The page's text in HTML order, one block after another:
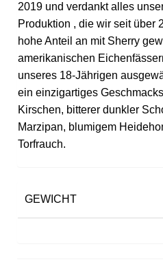
2019 und verdankt alles
Produktion , die wir seit über
hohe Anteil an mit Sherry
amerikanischen
unseres 18-Jährigen
ein einzigartiges
Kirschen, bitterer dunkler
Marzipan, blumigem
Torfrauch.
GEWICHT